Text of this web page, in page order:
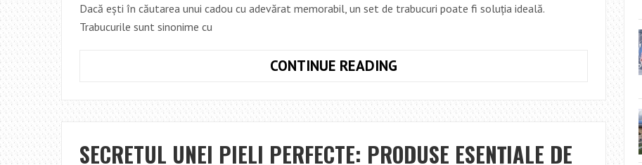
Dacă ești în căutarea unui cadou cu adevărat memorabil, un set de trabucuri poate fi soluția ideală.
Trabucurile sunt sinonime cu
CONTINUE READINGSETURI
TRABUCURI
–
UN
SECRETUL UNEI PIELI PERFECTE: PRODUSE ESENȚIALE DE